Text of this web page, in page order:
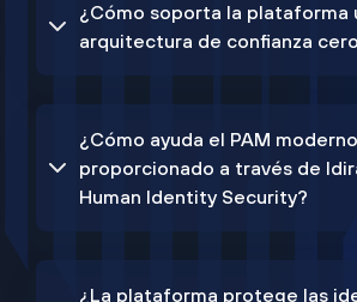
¿Cómo soporta la plataforma
arquitectura de confianza
¿Cómo ayuda el PAM moderno
proporcionado a través de
Human Identity Security?
¿La plataforma protege las